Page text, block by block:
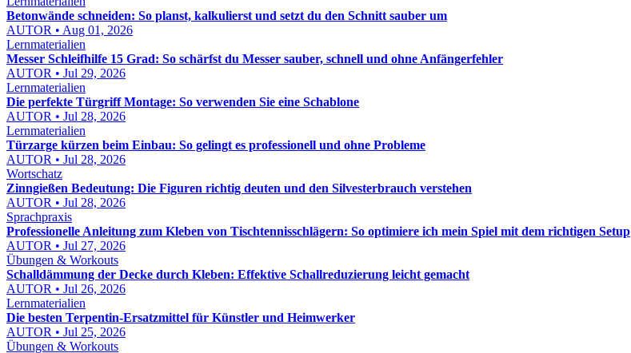
Betonwände schneiden: So planst, kalkulierst und setzt du den Schnitt sauber um
AUTOR • Aug 01, 2026
Lernmaterialien
Messer Schleifhilfe 15 Grad: So schärfst du Messer sauber, schnell und ohne Anfängerfehler
AUTOR • Jul 29, 2026
Lernmaterialien
Die perfekte Türgriff Montage: So verwenden Sie eine Schablone
AUTOR • Jul 28, 2026
Lernmaterialien
Türzarge kürzen beim Einbau: So gelingt es professionell und ohne Probleme
AUTOR • Jul 28, 2026
Wortschatz
Zinngießen Bedeutung: Die Figuren richtig deuten und den Silvesterbrauch verstehen
AUTOR • Jul 28, 2026
Sprachpraxis
Professionelle Anleitung zum Kleben von Tischtennisschlägern: So optimiere ich mein Spiel mit dem richtigen Setup
AUTOR • Jul 27, 2026
Übungen & Workouts
Schalldämmung der Decke durch Kleben: Effektive Schallreduzierung leicht gemacht
AUTOR • Jul 26, 2026
Lernmaterialien
Die besten Terpentin-Ersatzmittel für Künstler und Heimwerker
AUTOR • Jul 25, 2026
Übungen & Workouts